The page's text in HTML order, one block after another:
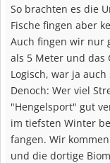
So brachten es die
Fische fingen aber
Auch fingen wir nur
als 5 Meter und das
Logisch, war ja auch
Denoch: Wer viel
"Hengelsport" gut
im tiefsten Winter
fangen. Wir
und die dortige